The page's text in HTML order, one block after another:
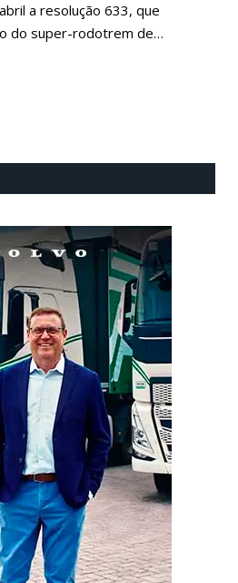
a resolução 633, que
do super-rodotrem de…